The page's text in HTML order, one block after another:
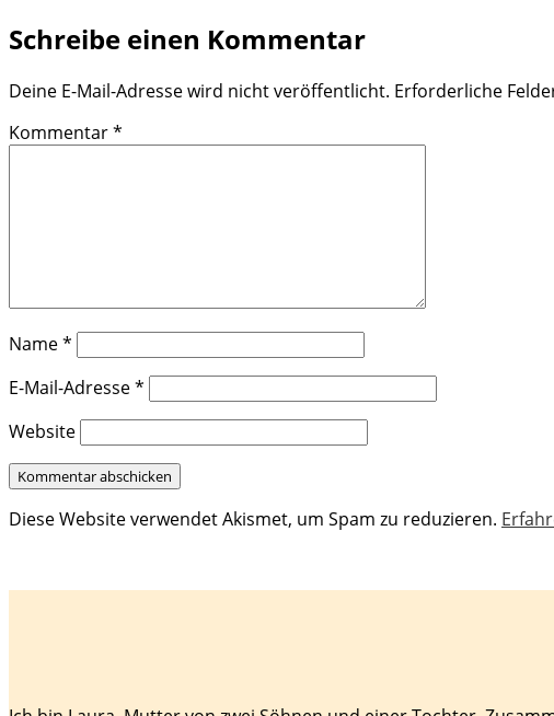
Schreibe einen Kommentar
Deine E-Mail-Adresse wird nicht veröffentlicht. Erforderliche
Kommentar*
Name*
E-Mail-Adresse*
Website
Diese Website verwendet Akismet, um Spam zu reduzieren.